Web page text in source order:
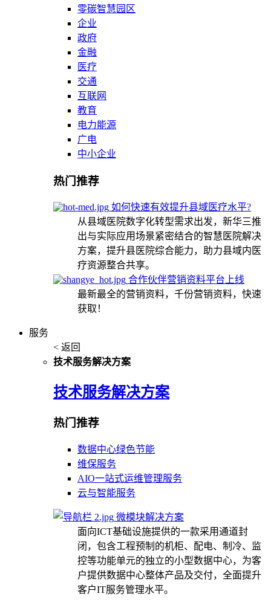
零碳智慧园区
企业
政府
金融
医疗
交通
互联网
教育
电力能源
广电
中小企业
热门推荐
如何快速有效提升县域医疗水平?
从县域医院数字化转型需求出发，新华三推
出与实际应用场景紧密结合的智慧医院解决
方案，提升县医院综合能力，助力县域内医
疗资源整合共享。
合作伙伴营销资料平台上线
最新最全的营销资料，千份营销资料，快速
获取！
服务
< 返回
技术服务解决方案
技术服务解决方案
热门推荐
数据中心绿色节能
维保服务
AIO一站式运维管理服务
云与智能服务
微模块解决方案
面向ICT基础设施提供的一款采用通道封
闭，包含工程预制的机柜、配电、制冷、监
控等功能单元的独立的小型数据中心，为客
户提供数据中心整体产品及交付，全面提升
客户IT服务管理水平。